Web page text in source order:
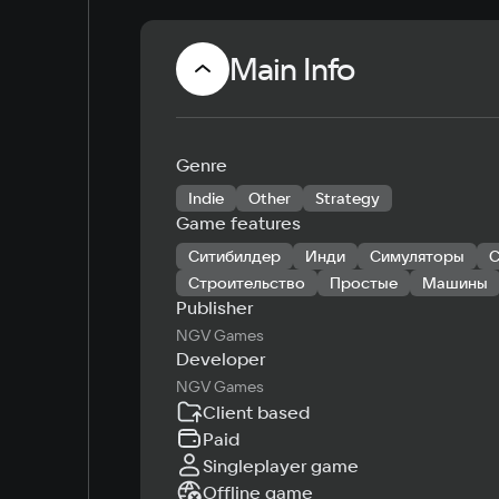
Main Info
Genre
Indie Other Strategy
Game features
Ситибилдер Инди Симуляторы
Строительство
Простые Машины
Publisher
NGV Games
Developer
NGV Games
Client based
Paid
Singleplayer game
Offline game